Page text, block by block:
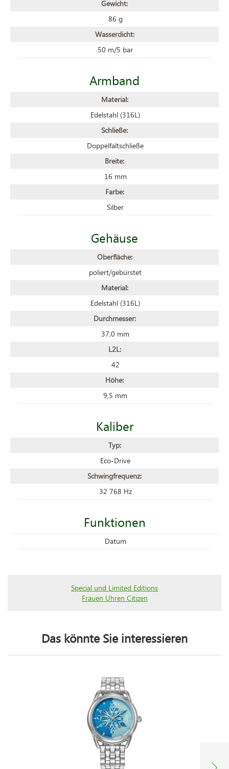
Gewicht:
86 g
Wasserdicht:
50 m/5 bar
Armband
Material:
Edelstahl (316L)
Schließe:
Doppelfaltschließe
Breite:
16 mm
Farbe:
Silber
Gehäuse
Oberfläche:
poliert/gebürstet
Material:
Edelstahl (316L)
Durchmesser:
37,0 mm
L2L:
42
Höhe:
9,5 mm
Kaliber
Typ:
Eco-Drive
Schwingfrequenz:
32 768 Hz
Funktionen
Datum
Special und Limited Editions
Frauen Uhren Citizen
Das könnte Sie interessieren